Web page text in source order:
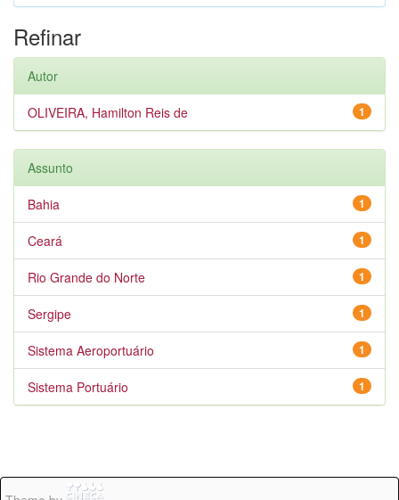
Refinar
Autor
1
OLIVEIRA, Hamilton Reis de
Assunto
1
Bahia
1
Ceará
1
Rio Grande do Norte
1
Sergipe
1
Sistema Aeroportuário
1
Sistema Portuário